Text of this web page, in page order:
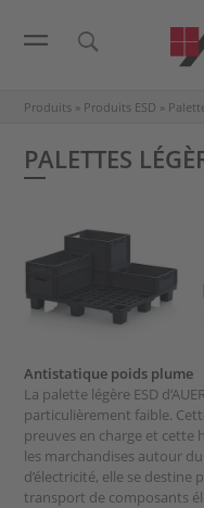
Produits » Produits ESD »
PALETTES
Antistatique poids plume
La palette légère ESD
particulièrement faible.
preuves en charge et cette
les marchandises autour
d’électricité, elle se
transport de composants